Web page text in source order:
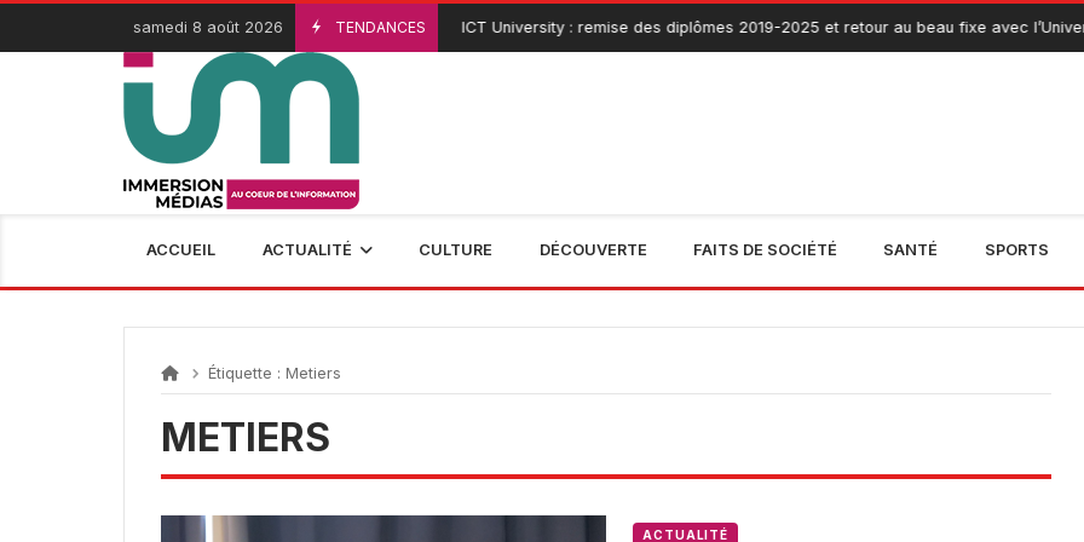
Passer
contenu
samedi 8 août 2026 TENDANCES
3 Août 2026 ICT University : remise des diplômes 2019-2025 et retour au beau fixe avec
ACCUEIL ACTUALITÉ CULTURE DÉCOUVERTE FAITS DE SOCIÉTÉ SANTÉ SPORTS
Étiquette : Metiers
METIERS
ACTUALITÉ